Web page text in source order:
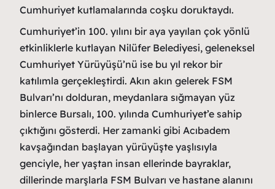
Cumhuriyet kutlamalarında coşku doruktaydı.
Cumhuriyet’in 100. yılını bir aya yayılan çok yönlü
etkinliklerle kutlayan Nilüfer Belediyesi, geleneksel
Cumhuriyet Yürüyüşü’nü ise bu yıl rekor bir
katılımla gerçekleştirdi. Akın akın gelerek FSM
Bulvarı’nı dolduran, meydanlara sığmayan yüz
binlerce Bursalı, 100. yılında Cumhuriyet’e sahip
çıktığını gösterdi. Her zamanki gibi Acıbadem
kavşağından başlayan yürüyüşte yaşlısıyla
genciyle, her yaştan insan ellerinde bayraklar,
dillerinde marşlarla FSM Bulvarı ve hastane alanını